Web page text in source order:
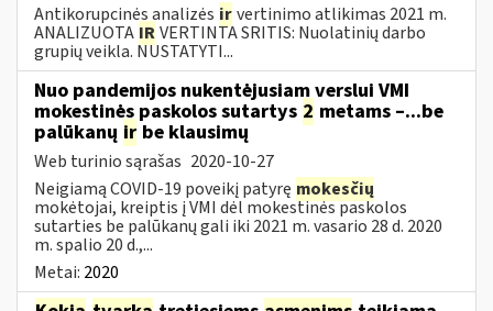
Antikorupcinės analizės irvertinimo atlikimas 2021 m.
ANALIZUOTA IRVERTINTA SRITIS: Nuolatinių darbo
grupių veikla. NUSTATYTI...
Nuo pandemijos nukentėjusiam verslui VMI
mokestinės paskolos sutartys 2 metams –...be
palūkanų ir be klausimų
Web turinio sąrašas 2020-10-27
Neigiamą COVID-19 poveikį patyrę mokesčių
mokėtojai, kreiptis į VMI dėl mokestinės paskolos
sutarties be palūkanų gali iki 2021 m. vasario 28 d. 2020
m. spalio 20 d.,...
Metai: 2020